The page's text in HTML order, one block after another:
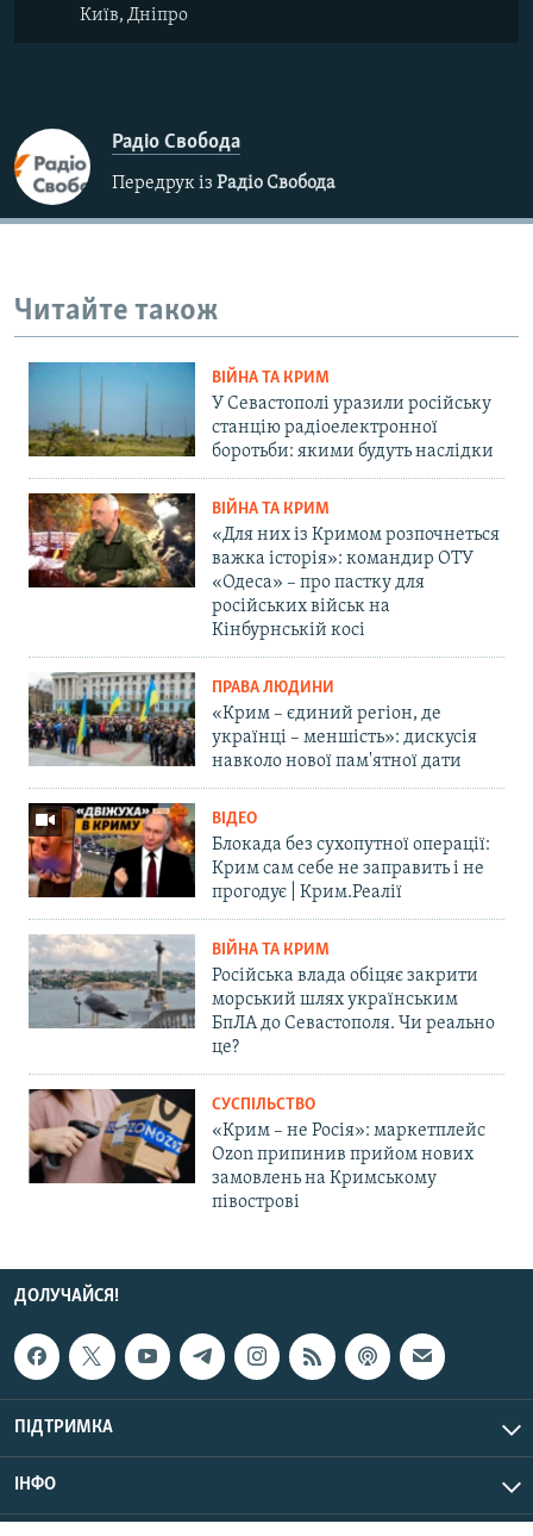
Київ, Дніпро
Радіо Свобода
Передрук із Радіо Свобода
Читайте також
ВІЙНА ТА КРИМ
У Севастополі уразили російську
станцію радіоелектронної
боротьби: якими будуть наслідки
ВІЙНА ТА КРИМ
«Для них із Кримом розпочнеться
важка історія»: командир ОТУ
«Одеса» – про пастку для
російських військ на
Кінбурнській косі
ПРАВА ЛЮДИНИ
«Крим – єдиний регіон, де
українці – меншість»: дискусія
навколо нової пам'ятної дати
ВІДЕО
Блокада без сухопутної операції:
Крим сам себе не заправить і не
прогодує | Крим.Реалії
ВІЙНА ТА КРИМ
Російська влада обіцяє закрити
морський шлях українським
БпЛА до Севастополя. Чи реально
це?
СУСПІЛЬСТВО
«Крим – не Росія»: маркетплейс
Ozon припинив прийом нових
замовлень на Кримському
півострові
ДОЛУЧАЙСЯ!
ПІДТРИМКА
ІНФО